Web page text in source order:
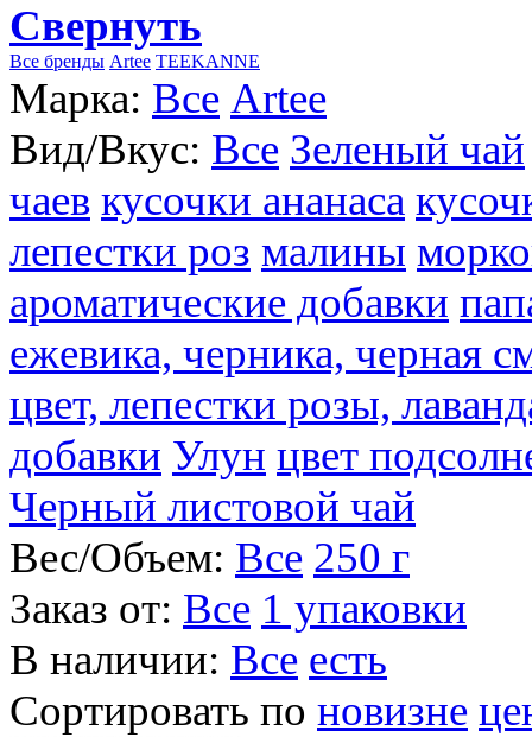
Свернуть
Все бренды Artee TEEKANNE
Марка: Все Artee
Вид/Вкус: Все Зеленый чай
чаев кусочки ананаса
лепестки роз малины
ароматические добавки
ежевика, черника, черная
цвет, лепестки розы,
добавки Улун цвет
Черный листовой чай
Вес/Объем: Все 250 г
Заказ от: Все 1 упаковки
В наличии: Все есть
Сортировать по новизне